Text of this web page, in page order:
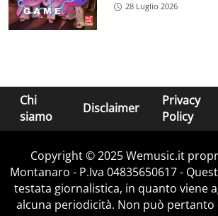
28 Luglio 2026
Chi
siamo
Disclaimer
Privacy
Policy
Copyright © 2025 Wemusic.it
Montanaro - P.Iva 04835650617 -
testata giornalistica, in quanto viene
alcuna periodicità. Non può